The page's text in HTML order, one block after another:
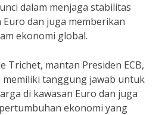
dalam menjaga stabilitas
dan juga memberikan
ekonomi global.
Trichet, mantan Presiden ECB,
memiliki tanggung jawab untuk
di kawasan Euro dan juga
ekonomi yang